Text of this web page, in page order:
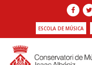
ESCOLA DE MÚSICA